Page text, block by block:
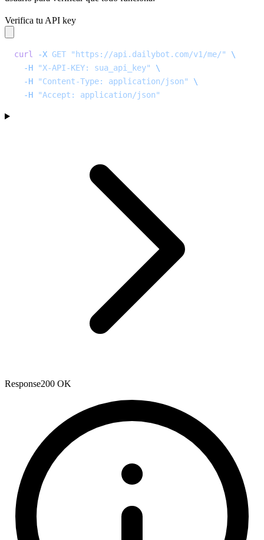
Verifica tu API key
curl -X GET "https://api.dailybot.com/v1/me/"
\
  -H
"X-API-KEY: sua_api_key"
\
  -H
"Content-Type: application/json"
\
  -H
"Accept: application/json"
Response200 OK